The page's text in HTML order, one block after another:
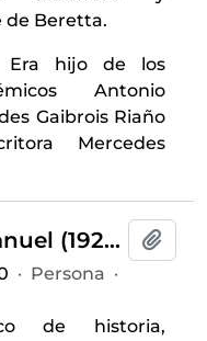
de Beretta.
Era hijo de los
Antonio
Gaibrois Riaño
Mercedes
Fernández Álvarez, Manuel (1921-2010)
· Persona ·
de historia,